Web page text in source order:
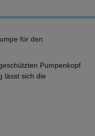
für den
Pumpenkopf
lässt sich die